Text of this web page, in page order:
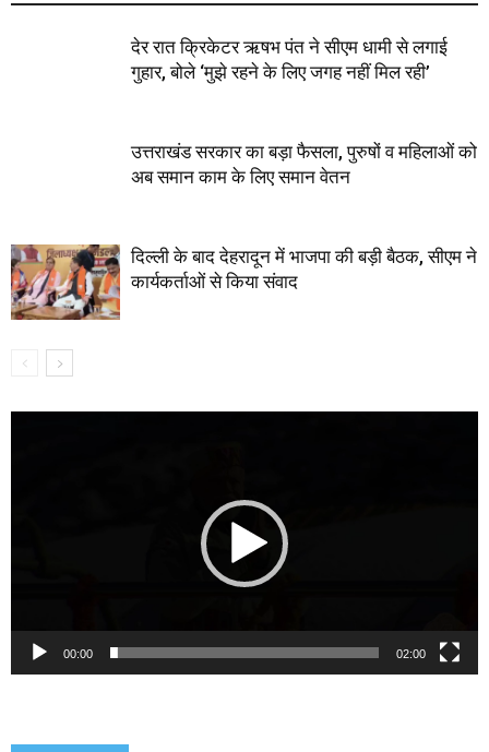
देर रात क्रिकेटर ऋषभ पंत ने सीएम धामी से लगाई
गुहार, बोले ‘मुझे रहने के लिए जगह नहीं मिल रही’
उत्तराखंड सरकार का बड़ा फैसला, पुरुषों व महिलाओं को
अब समान काम के लिए समान वेतन
दिल्ली के बाद देहरादून में भाजपा की बड़ी बैठक, सीएम ने
कार्यकर्ताओं से किया संवाद
00:00 02:00